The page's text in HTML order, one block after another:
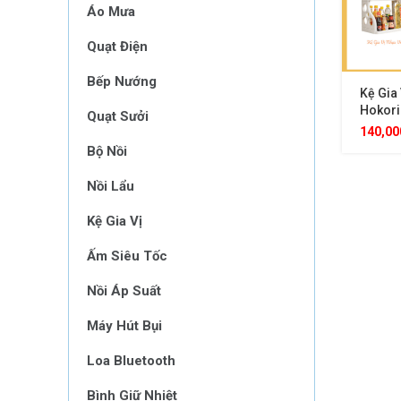
Áo Mưa
Quạt Điện
Bếp Nướng
Quạt Sưởi
Bộ Nồi
Nồi Lẩu
Kệ Gia Vị
Ấm Siêu Tốc
Nồi Áp Suất
Máy Hút Bụi
Loa Bluetooth
Bình Giữ Nhiệt
Kệ